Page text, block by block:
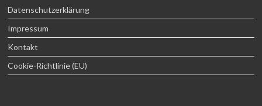
Datenschutzerklärung
Impressum
Kontakt
Cookie-Richtlinie (EU)